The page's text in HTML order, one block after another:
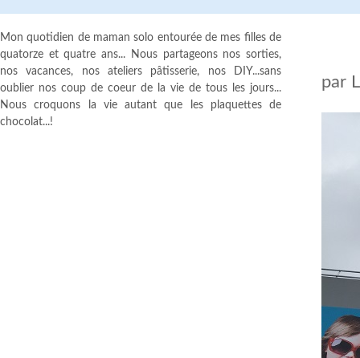
par
Mon quotidien de maman solo entourée de mes filles de
quatorze et quatre ans... Nous partageons nos sorties,
nos vacances, nos ateliers pâtisserie, nos DIY...sans
oublier nos coup de coeur de la vie de tous les jours...
Nous croquons la vie autant que les plaquettes de
chocolat...!